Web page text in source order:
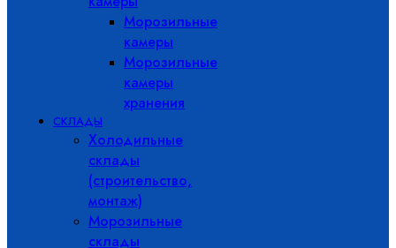
Морозильные
камеры
Морозильные
камеры
хранения
СКЛАДЫ
Холодильные
склады
(строительство,
монтаж)
Морозильные
склады